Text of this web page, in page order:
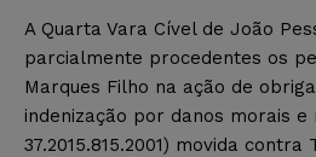
A Quarta Vara Cível de João
parcialmente procedentes os
Marques Filho na ação de
indenização por danos morais e
37.2015.815.2001) movida contra